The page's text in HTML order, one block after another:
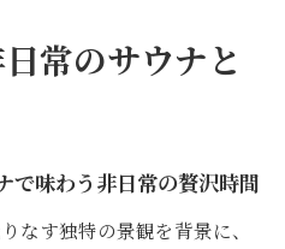
常のサウナと
で味わう非日常の贅沢時間
なす独特の景観を背景に、